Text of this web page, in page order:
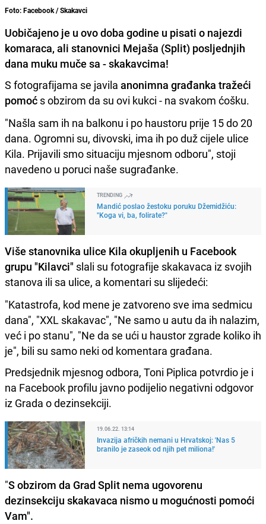
Foto: Facebook / Skakavci
Uobičajeno je u ovo doba godine u pisati o najezdi
komaraca, ali stanovnici Mejaša (Split) posljednjih
dana muku muče sa - skakavcima!
S fotografijama se javila anonimna građanka tražeći
pomoć s obzirom da su ovi kukci - na svakom ćošku.
"Našla sam ih na balkonu i po haustoru prije 15 do 20
dana. Ogromni su, divovski, ima ih po duž cijele ulice
Kila. Prijavili smo situaciju mjesnom odboru", stoji
navedeno u poruci naše sugrađanke.
TRENDING
Mandić poslao žestoku poruku Džemidžiću:
"Koga vi, ba, folirate?"
Više stanovnika ulice Kila okupljenih u Facebook
grupu "Kilavci" slali su fotografije skakavaca iz svojih
stanova ili sa ulice, a komentari su slijedeći:
"Katastrofa, kod mene je zatvoreno sve ima sedmicu
dana", "XXL skakavac", "Ne samo u autu da ih nalazim,
već i po stanu", "Ne da se ući u haustor zgrade koliko ih
je", bili su samo neki od komentara građana.
Predsjednik mjesnog odbora, Toni Piplica potvrdio je i
na Facebook profilu javno podijelio negativni odgovor
iz Grada o dezinsekciji.
19.06.22. 13:14
Invazija afričkih nemani u Hrvatskoj: 'Nas 5
branilo je zaseok od njih pet miliona!'
"S obzirom da Grad Split nema ugovorenu
dezinsekciju skakavaca nismo u mogućnosti pomoći
Vam".